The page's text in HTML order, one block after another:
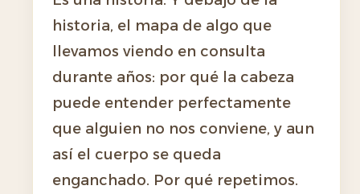
historia, el mapa de algo que
llevamos viendo en consulta
durante años: por qué la cabeza
puede entender perfectamente
que alguien no nos conviene, y aun
así el cuerpo se queda
enganchado. Por qué repetimos.